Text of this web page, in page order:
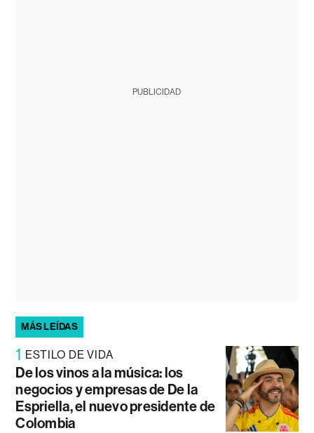
PUBLICIDAD
MÁS LEÍDAS
1 ESTILO DE VIDA
De los vinos a la música: los
negocios y empresas de De la
Espriella, el nuevo presidente de
Colombia